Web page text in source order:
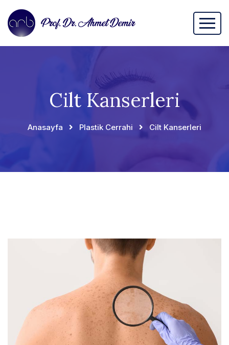
Cilt Kanserleri
Anasayfa Plastik Cerrahi Cilt Kanserleri